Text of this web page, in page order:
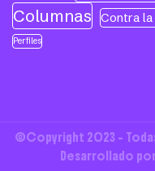
Columnas Contra
Perfiles
©Copyright 2023 -
Desarrollado